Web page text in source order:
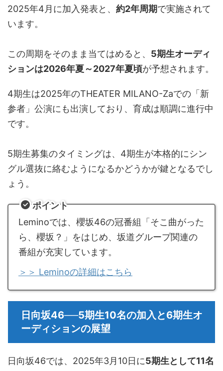
2025年4月に加入発表と、 約2年周期で実施されて
います。
この周期をそのまま当てはめると、 5期生オーディ
ションは2026年夏～2027年夏頃が予想されます。
4期生は2025年のTHEATER MILANO-Zaでの「新
参者」公演にも出演しており、育成は順調に進行中
です。
5期生募集のタイミングは、4期生が本格的にシン
グル選抜に絡むようになるかどうかが鍵となるでし
ょう。
ポイント
Leminoでは、櫻坂46の冠番組「そこ曲がった
ら、櫻坂？」をはじめ、坂道グループ関連の
番組が充実しています。
＞＞ Leminoの詳細はこちら
日向坂46──5期生10名の加入と6期生オ
ーディションの展望
日向坂46では、2025年3月10日に5期生として11名